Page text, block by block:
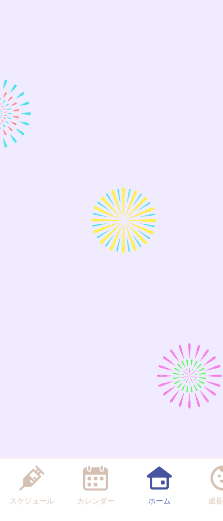
スケジュール カレンダー ホーム 成